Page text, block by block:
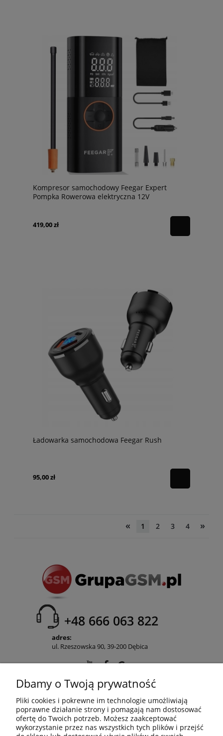
Kompresor samochodowy Feegar Expert
Pompka Rowerowa elektryczna 12V
419,00 zł
Ładowarka samochodowa Feegar Rush
95,00 zł
« 1 2 3 4 »
+48 666 063 822
adres:
ul. Rzeszowska 90, 39-200 Dębica
POMOC
MOJE KONTO
Dbamy o Twoją prywatność
Pliki cookies i pokrewne im technologie umożliwiają
poprawne działanie strony i pomagają nam dostosować
ofertę do Twoich potrzeb. Możesz zaakceptować
wykorzystanie przez nas wszystkich tych plików i przejść